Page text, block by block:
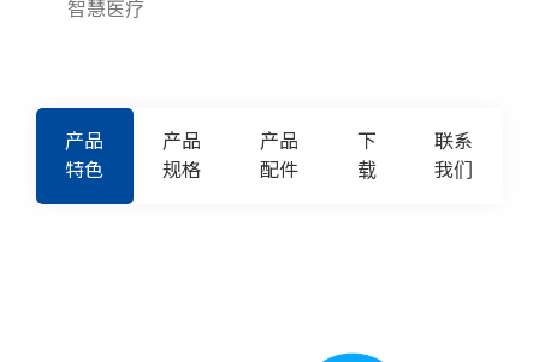
智慧医疗
产品
特色
产品
规格
产品
配件
下
载
联系
我们